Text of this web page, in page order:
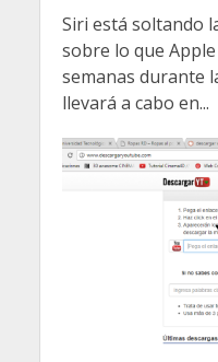
Siri está soltando
sobre lo que
semanas durante
llevará a cabo en...